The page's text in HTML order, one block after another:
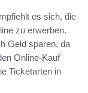
es sich, die
zu erwerben.
Geld sparen, da
Online-Kauf
Ticketarten in